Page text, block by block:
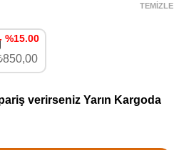
%15.00
TEMIZLE
verirseniz Yarın Kargoda
adet